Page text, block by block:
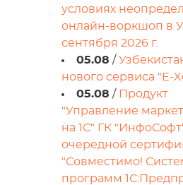
условиях
онлайн-воркшоп в
сентября 2026 г.
05.08 /
нового сервиса "E-
05.08 / Продукт
"Управление
на 1С" ГК
очередной
"Совместимо!
программ